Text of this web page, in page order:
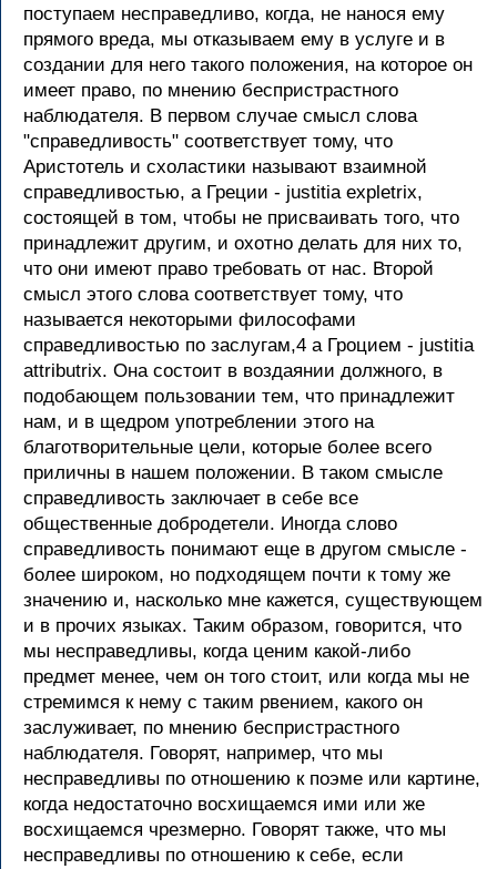
поступаем несправедливо, когда, не нанося ему
прямого вреда, мы отказываем ему в услуге и в
создании для него такого положения, на которое он
имеет право, по мнению беспристрастного
наблюдателя. В первом случае смысл слова
"справедливость" соответствует тому, что
Аристотель и схоластики называют взаимной
справедливостью, а Греции - justitia expletrix,
состоящей в том, чтобы не присваивать того, что
принадлежит другим, и охотно делать для них то,
что они имеют право требовать от нас. Второй
смысл этого слова соответствует тому, что
называется некоторыми философами
справедливостью по заслугам,4 а Гроцием - justitia
attributrix. Она состоит в воздаянии должного, в
подобающем пользовании тем, что принадлежит
нам, и в щедром употреблении этого на
благотворительные цели, которые более всего
приличны в нашем положении. В таком смысле
справедливость заключает в себе все
общественные добродетели. Иногда слово
справедливость понимают еще в другом смысле -
более широком, но подходящем почти к тому же
значению и, насколько мне кажется, существующем
и в прочих языках. Таким образом, говорится, что
мы несправедливы, когда ценим какой-либо
предмет менее, чем он того стоит, или когда мы не
стремимся к нему с таким рвением, какого он
заслуживает, по мнению беспристрастного
наблюдателя. Говорят, например, что мы
несправедливы по отношению к поэме или картине,
когда недостаточно восхищаемся ими или же
восхищаемся чрезмерно. Говорят также, что мы
несправедливы по отношению к себе, если